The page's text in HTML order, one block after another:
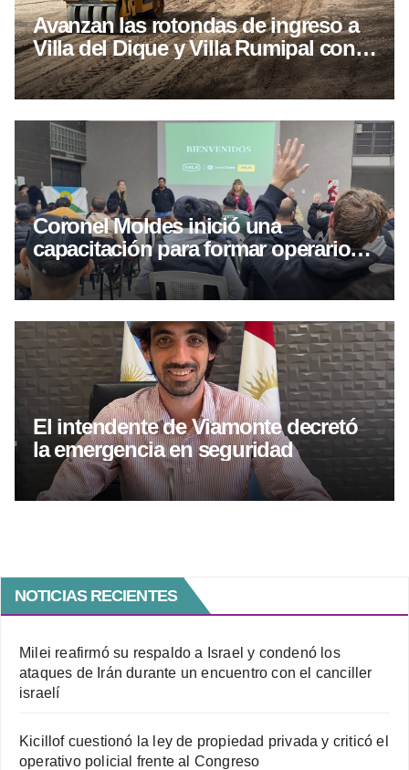
Avanzan las rotondas de ingreso a
Villa del Dique y Villa Rumipal con
más del 50% de ejecución
Coronel Moldes inició una
capacitación para formar operarios
de máquinas cosechadoras
El intendente de Viamonte decretó
la emergencia en seguridad
NOTICIAS RECIENTES
Milei reafirmó su respaldo a Israel y condenó los
ataques de Irán durante un encuentro con el canciller
israelí
Kicillof cuestionó la ley de propiedad privada y criticó el
operativo policial frente al Congreso